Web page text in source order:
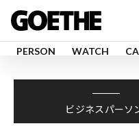
PERSON WATCH
ビジネスパーソ